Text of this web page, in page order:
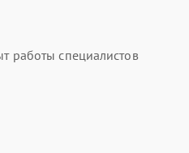
работы специалистов